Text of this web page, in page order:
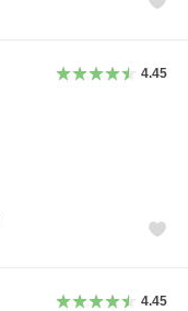
4.45
4.45